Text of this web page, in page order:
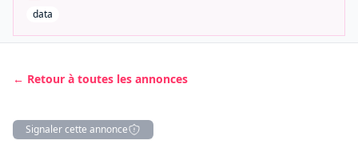
data
← Retour à toutes les annonces
Signaler cette annonce